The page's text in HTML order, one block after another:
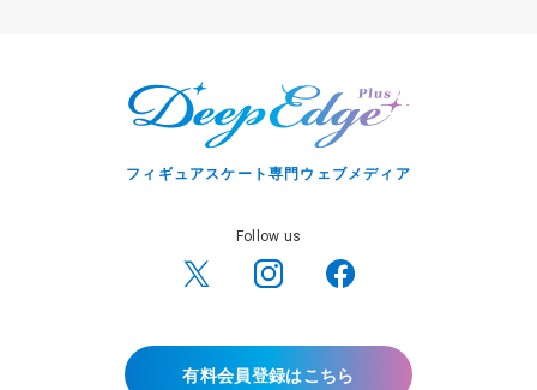
フィギュアスケート専門ウェブメディア
Follow us
有料会員登録はこちら